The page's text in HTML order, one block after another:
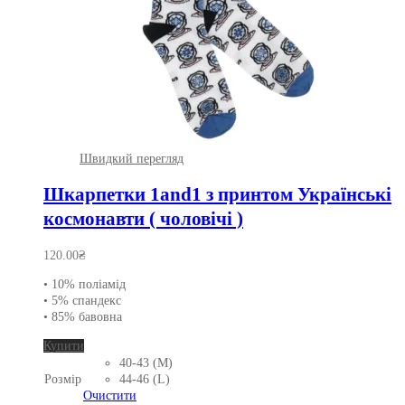
Швидкий перегляд
Шкарпетки 1and1 з принтом Українські
космонавти ( чоловічі )
120.00₴
• 10% поліамід
• 5% спандекс
• 85% бавовна
Купити
товар
кілька
Розмір
40-43 (M)
44-46 (L)
Очистити